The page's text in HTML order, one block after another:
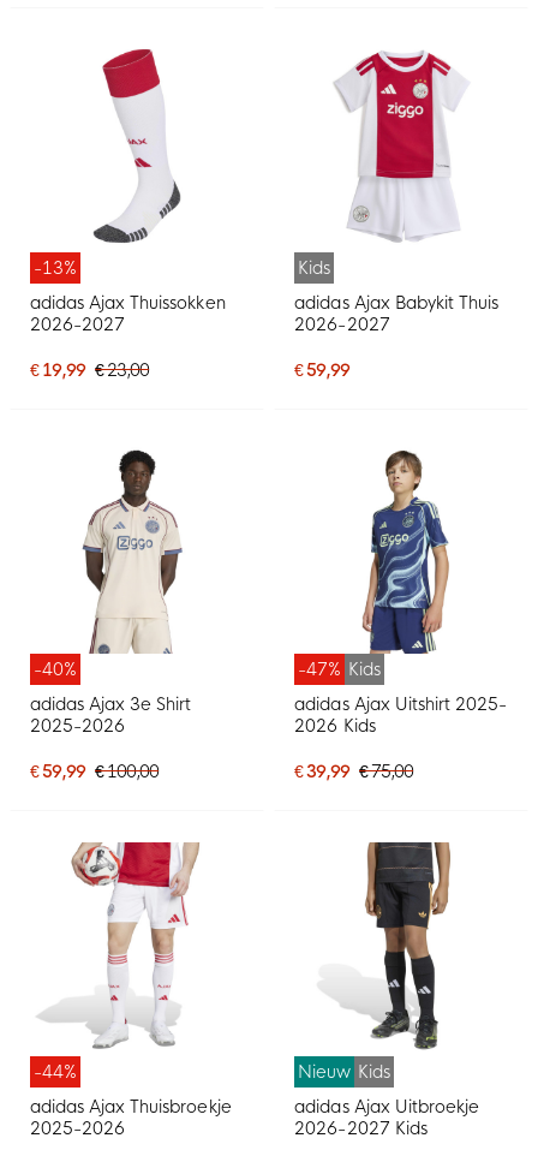
-13%
adidas Ajax Thuissokken
2026-2027
€ 19,99 € 23,00
Kids
adidas Ajax Babykit Thuis
2026-2027
€ 59,99
-40%
adidas Ajax 3e Shirt
2025-2026
€ 59,99 € 100,00
-47% Kids
adidas Ajax Uitshirt 2025-
2026 Kids
€ 39,99 € 75,00
-44%
adidas Ajax Thuisbroekje
2025-2026
Nieuw Kids
adidas Ajax Uitbroekje
2026-2027 Kids